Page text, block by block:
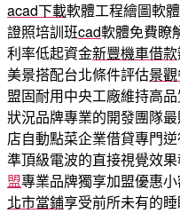
acad下載軟體工程繪圖軟
證照培訓班cad軟體免費瞭
利率低起資金新豐機車借款
美景搭配台北條件評估景
盟固耐用中央工廠維持高
狀況品牌專業的開發團隊
店自動點菜企業借貸專門
準頂級電波的直接視覺效
盟專業品牌獨享加盟優惠
北市當鋪享受前所未有的